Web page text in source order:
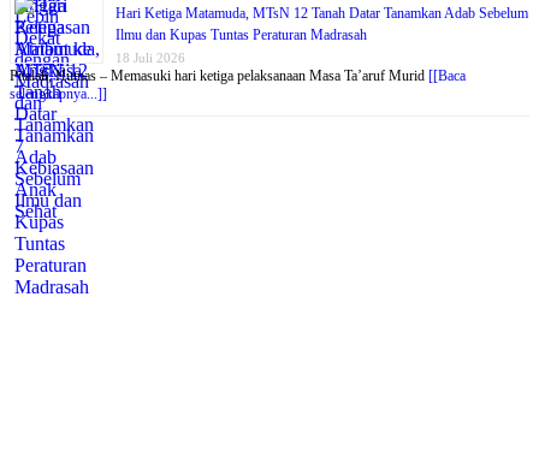
Hari Ketiga Matamuda, MTsN 12 Tanah Datar Tanamkan Adab Sebelum
Ilmu dan Kupas Tuntas Peraturan Madrasah
18 Juli 2026
Pitalah, Humas – Memasuki hari ketiga pelaksanaan Masa Ta’aruf Murid [[Baca
selengkapnya...]]